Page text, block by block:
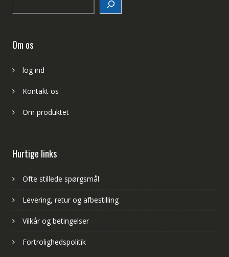
Om os
log ind
Kontakt os
Om produktet
Hurtige links
Ofte stillede spørgsmål
Levering, retur og afbestilling
Vilkår og betingelser
Fortrolighedspolitik